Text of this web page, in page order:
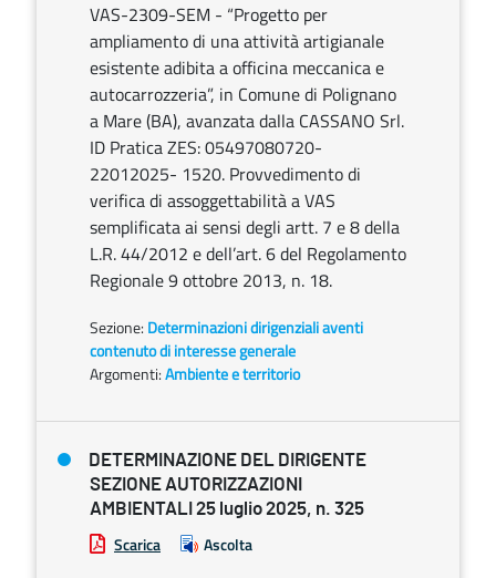
VAS-2309-SEM - “Progetto per
ampliamento di una attività artigianale
esistente adibita a officina meccanica e
autocarrozzeria”, in Comune di Polignano
a Mare (BA), avanzata dalla CASSANO Srl.
ID Pratica ZES: 05497080720-
22012025- 1520. Provvedimento di
verifica di assoggettabilità a VAS
semplificata ai sensi degli artt. 7 e 8 della
L.R. 44/2012 e dell’art. 6 del Regolamento
Regionale 9 ottobre 2013, n. 18.
Sezione: Determinazioni dirigenziali aventi
contenuto di interesse generale
Argomenti:Ambiente e territorio
DETERMINAZIONE DEL DIRIGENTE
SEZIONE AUTORIZZAZIONI
AMBIENTALI 25 luglio 2025, n. 325
Scarica Ascolta